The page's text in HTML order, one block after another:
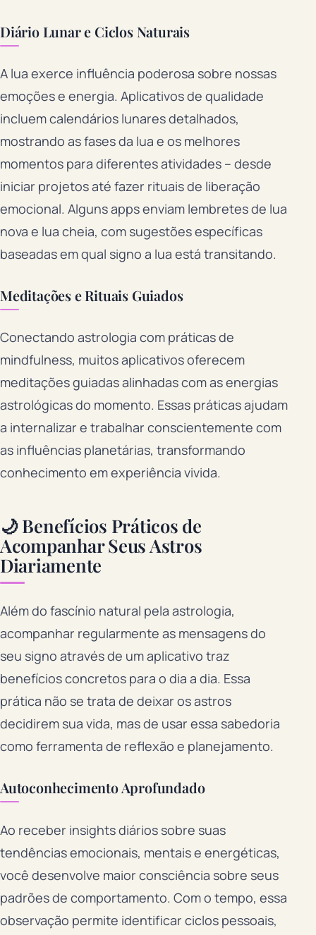
Diário Lunar e Ciclos Naturais
A lua exerce influência poderosa sobre nossas
emoções e energia. Aplicativos de qualidade
incluem calendários lunares detalhados,
mostrando as fases da lua e os melhores
momentos para diferentes atividades – desde
iniciar projetos até fazer rituais de liberação
emocional. Alguns apps enviam lembretes de lua
nova e lua cheia, com sugestões específicas
baseadas em qual signo a lua está transitando.
Meditações e Rituais Guiados
Conectando astrologia com práticas de
mindfulness, muitos aplicativos oferecem
meditações guiadas alinhadas com as energias
astrológicas do momento. Essas práticas ajudam
a internalizar e trabalhar conscientemente com
as influências planetárias, transformando
conhecimento em experiência vivida.
🌙 Benefícios Práticos de
Acompanhar Seus Astros
Diariamente
Além do fascínio natural pela astrologia,
acompanhar regularmente as mensagens do
seu signo através de um aplicativo traz
benefícios concretos para o dia a dia. Essa
prática não se trata de deixar os astros
decidirem sua vida, mas de usar essa sabedoria
como ferramenta de reflexão e planejamento.
Autoconhecimento Aprofundado
Ao receber insights diários sobre suas
tendências emocionais, mentais e energéticas,
você desenvolve maior consciência sobre seus
padrões de comportamento. Com o tempo, essa
observação permite identificar ciclos pessoais,